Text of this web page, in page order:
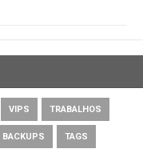
VIPS TRABALHOS
BACKUPS TAGS